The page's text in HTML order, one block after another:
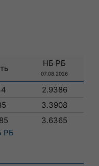
НБ РБ
07.08.2026
2.9386
3.3908
3.6365
РБ